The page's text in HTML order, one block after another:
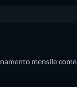
mensile come